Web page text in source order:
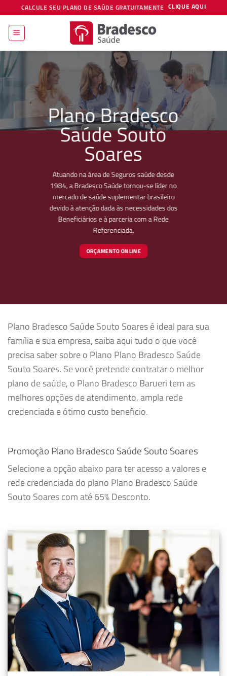
to
content
CALCULE SEU PLANO DE SAÚDE GRATUITAMENTE CLIQUE AQUI
Plano Bradesco
Saúde Souto
Soares
Atuando na área de Seguros saúde desde
1984, a Bradesco Saúde tornou-se líder no
mercado de saúde suplementar brasileiro
devido à atenção dada às necessidades dos
Beneficiários e à parceria com a Rede
Referenciada.
ORÇAMENTO ONLINE
Plano Bradesco Saúde Souto Soares é ideal para sua
família e sua empresa, saiba aqui tudo o que você
precisa saber sobre o Plano Plano Bradesco Saúde
Souto Soares. Se você pretende contratar o melhor
plano de saúde, o Plano Bradesco Barueri tem as
melhores opções de atendimento, ampla rede
credenciada e ótimo custo beneficio.
Promoção Plano Bradesco Saúde Souto Soares
Selecione a opção abaixo para ter acesso a valores e
rede credenciada do plano Plano Bradesco Saúde
Souto Soares com até 65% Desconto.